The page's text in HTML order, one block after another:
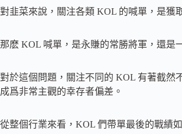
對韭菜來說，關注各類 KOL 的喊單，是獲
那麽 KOL 喊單，是永賺的常勝將軍，還是
對於這個問題，關注不同的 KOL 有著截然
成爲非常主觀的幸存者偏差。
從整個行業來看，KOL 們帶單最後的戰績